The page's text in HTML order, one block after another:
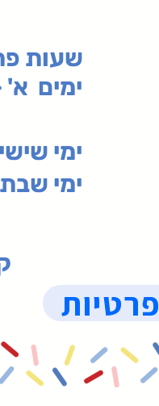
:שעות
ימים א' - ה'
ימי
ימי שבת 09:30-19:15
פרטיות